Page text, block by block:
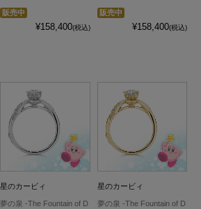
販売中
¥158,400(税込)
販売中
¥158,400(税込)
星のカービィ
夢の泉 -The Fountain of D
星のカービィ
夢の泉 -The Fountain of D